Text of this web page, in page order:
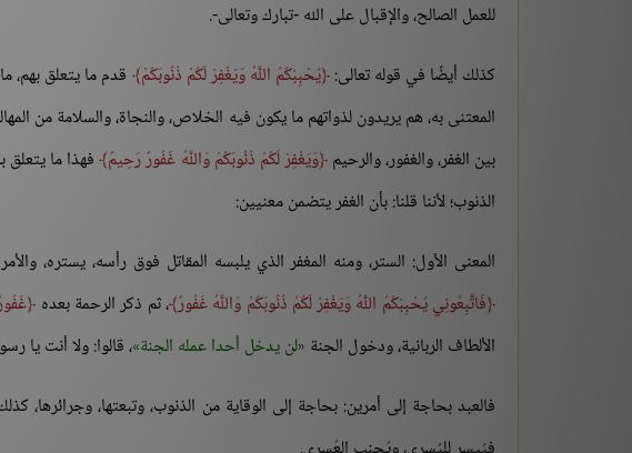
للعمل الصالح، والإقبال على الله -تبارك وتعالى-.
كذلك أيضًا في قوله تعالى: يُحْبِبْكُمُ اللَّهُ وَيَغْفِرْ لَكُمْ ذُنُوبَكُمْ قدم ما يتعلق بهم،
المعتنى به، هم يريدون لذواتهم ما يكون فيه الخلاص، والنجاة، والسلامة من
بين الغفر، والغفور، والرحيم وَيَغْفِرْ لَكُمْ ذُنُوبَكُمْ وَاللَّهُ غَفُورٌ رَحِيمٌ فهذا ما يتعلق
الذنوب؛ لأننا قلنا: بأن الغفر يتضمن معنيين:
المعنى الأول: الستر، ومنه المغفر الذي يلبسه المقاتل فوق رأسه، يستره،
فَاتَّبِعُونِي يُحْبِبْكُمُ اللَّهُ وَيَغْفِرْ لَكُمْ ذُنُوبَكُمْ وَاللَّهُ غَفُورٌ ، ثم ذكر الرحمة بعده
الألطاف الربانية، ودخول الجنة لن يدخل أحدا عمله الجنة ، قالوا: ولا أنت يا
فالعبد بحاجة إلى أمرين: بحاجة إلى الوقاية من الذنوب، وتبعتها، وجرائرها،